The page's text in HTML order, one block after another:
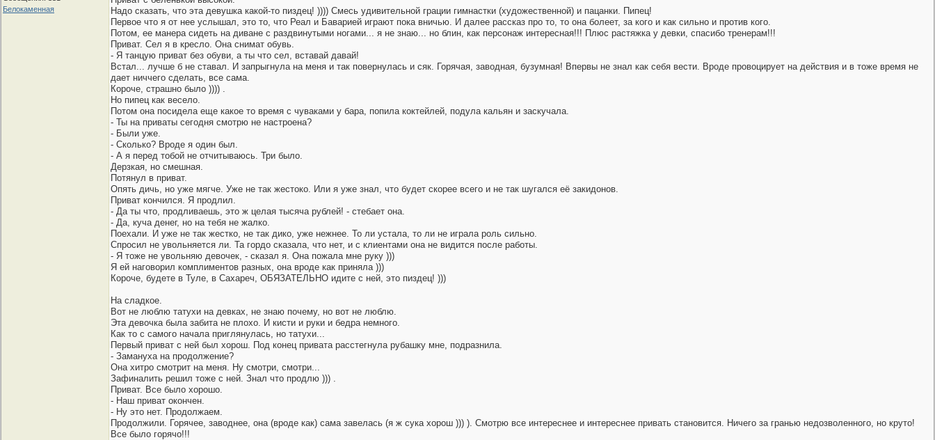
Белокаменная
Надо сказать, что эта девушка какой-то пиздец! )))) Смесь удивительной грации гимнастки (художественной) и пацанки. Пипец!
Первое что я от нее услышал, это то, что Реал и Баварией играют пока вничью. И далее рассказ про то, то она болеет, за кого и как сильно и против кого.
Потом, ее манера сидеть на диване с раздвинутыми ногами... я не знаю... но блин, как персонаж интересная!!! Плюс растяжка у девки, спасибо тренерам!!!
Приват. Сел я в кресло. Она снимат обувь.
- Я танцую приват без обуви, а ты что сел, вставай давай!
Встал... лучше б не ставал. И запрыгнула на меня и так повернулась и сяк. Горячая, заводная, бузумная! Впервы не знал как себя вести. Вроде провоцирует на действия и в тоже время не
дает ниччего сделать, все сама.
Короче, страшно было )))) .
Но пипец как весело.
Потом она посидела еще какое то время с чуваками у бара, попила коктейлей, подула кальян и заскучала.
- Ты на приваты сегодня смотрю не настроена?
- Были уже.
- Сколько? Вроде я один был.
- А я перед тобой не отчитываюсь. Три было.
Дерзкая, но смешная.
Потянул в приват.
Опять дичь, но уже мягче. Уже не так жестоко. Или я уже знал, что будет скорее всего и не так шугался её закидонов.
Приват кончился. Я продлил.
- Да ты что, продливаешь, это ж целая тысяча рублей! - стебает она.
- Да, куча денег, но на тебя не жалко.
Поехали. И уже не так жестко, не так дико, уже нежнее. То ли устала, то ли не играла роль сильно.
Спросил не увольняется ли. Та гордо сказала, что нет, и с клиентами она не видится после работы.
- Я тоже не увольняю девочек, - сказал я. Она пожала мне руку )))
Я ей наговорил комплиментов разных, она вроде как приняла )))
Короче, будете в Туле, в Сахареч, ОБЯЗАТЕЛЬНО идите с ней, это пиздец! )))
На сладкое.
Вот не люблю татухи на девках, не знаю почему, но вот не люблю.
Эта девочка была забита не плохо. И кисти и руки и бедра немного.
Как то с самого начала приглянулась, но татухи...
Первый приват с ней был хорош. Под конец привата расстегнула рубашку мне, подразнила.
- Замануха на продолжение?
Она хитро смотрит на меня. Ну смотри, смотри...
Зафиналить решил тоже с ней. Знал что продлю ))) .
Приват. Все было хорошо.
- Наш приват окончен.
- Ну это нет. Продолжаем.
Продолжили. Горячее, заводнее, она (вроде как) сама завелась (я ж сука хорош ))) ). Смотрю все интереснее и интереснее привать становится. Ничего за гранью недозволенного, но круто!
Все было горячо!!!